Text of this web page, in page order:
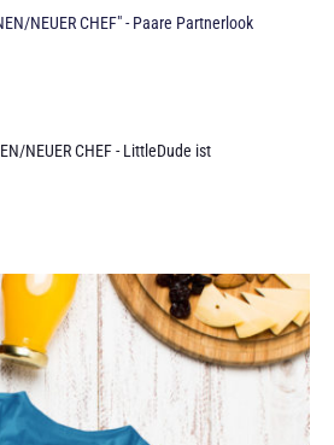
NEUER CHEF" - Paare Partnerlook
NEUER CHEF - LittleDude ist